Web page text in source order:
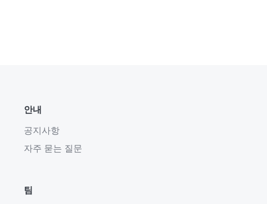
안내
공지사항
자주 묻는 질문
팀